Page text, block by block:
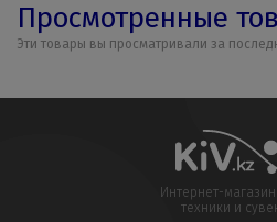
Просмотренные
Эти товары вы просматривали за
Интернет-
техники и